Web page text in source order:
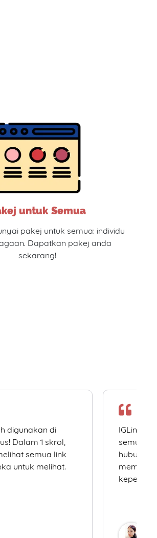
untuk Semua
pakej untuk semua: individu
Dapatkan pakej anda
sekarang!
digunakan di
Dalam 1 skrol,
semua link
untuk melihat.
semua